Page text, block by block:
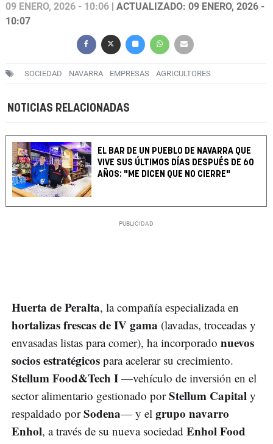
09 ENERO, 2026 - 10:06 | ACTUALIZADO: 09 ENERO, 2026 -
10:07
SOCIEDAD NAVARRA EMPRESAS AGRICULTORES
NOTICIAS RELACIONADAS
EL BAR DE UN PUEBLO DE NAVARRA QUE
VIVE SUS ÚLTIMOS DÍAS DESPUÉS DE 60
AÑOS: "ME DICEN QUE NO CIERRE"
Huerta de Peralta, la compañía especializada en
hortalizas frescas de IV gama (lavadas, troceadas y
envasadas listas para comer), ha incorporado nuevos
socios estratégicos para acelerar su crecimiento.
Stellum Food&Tech I —vehículo de inversión en el
sector alimentario gestionado porStellum Capital y
respaldado porSodena— y el grupo navarro
Enhol, a través de su nueva sociedad Enhol Food